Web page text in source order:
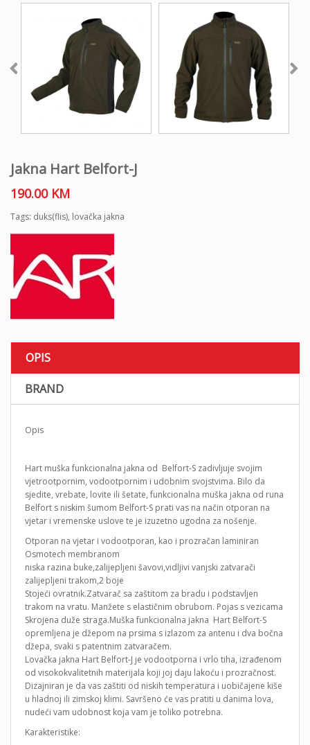
Jakna Hart Belfort-J
190.00 KM
Tags: duks(flis), lovačka jakna
OPIS
BRAND
Opis
Hart muška funkcionalna jakna od Belfort-S zadivljuje svojim
vjetrootpornim, vodootpornim i udobnim svojstvima. Bilo da
sjedite, vrebate, lovite ili šetate, funkcionalna muška jakna od runa
Belfort s niskim šumom Belfort-S prati vas na način otporan na
vjetar i vremenske uslove te je izuzetno ugodna za nošenje.
Otporan na vjetar i vodootporan, kao i prozračan laminiran
Osmotech membranom
niska razina buke,zalijepljeni šavovi,vidljivi vanjski zatvarači
zalijepljeni trakom,2 boje
Stojeći ovratnik.Zatvarač sa zaštitom za bradu i podstavljen
trakom na vratu. Manžete s elastičnim obrubom. Pojas s vezicama
Skrojena duže straga.Muška funkcionalna jakna Hart Belfort-S
opremljena je džepom na prsima s izlazom za antenu i dva bočna
džepa, svaki s patentnim zatvaračem.
Lovačka jakna Hart Belfort-J je vodootporna i vrlo tiha, izrađenom
od visokokvalitetnih materijala koji joj daju lakoću i prozračnost.
Dizajniran je da vas zaštiti od niskih temperatura i uobičajene kiše
u hladnoj ili zimskoj klimi. Savršeno će vas pratiti u danima lova,
nudeći vam udobnost koja vam je toliko potrebna.
Karakteristike: